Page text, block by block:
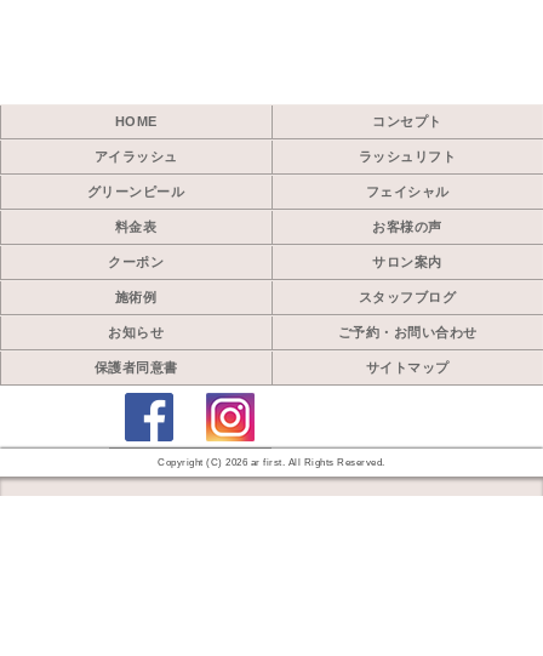
HOME コンセプト
アイラッシュ ラッシュリフト
グリーンピール フェイシャル
料金表 お客様の声
クーポン サロン案内
施術例 スタッフブログ
お知らせ ご予約・お問い合わせ
保護者同意書 サイトマップ
Copyright (C) 2026 ar first. All Rights Reserved.